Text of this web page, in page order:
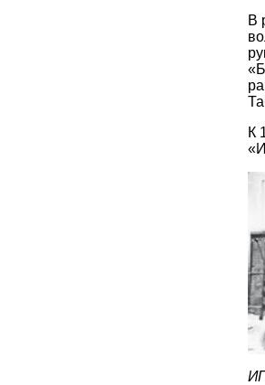
В
К